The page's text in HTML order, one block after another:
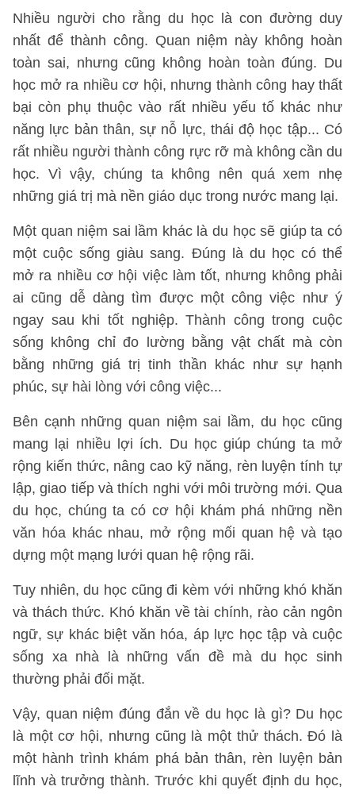
Nhiều người cho rằng du học là con đường duy
nhất để thành công. Quan niệm này không hoàn
toàn sai, nhưng cũng không hoàn toàn đúng. Du
học mở ra nhiều cơ hội, nhưng thành công hay thất
bại còn phụ thuộc vào rất nhiều yếu tố khác như
năng lực bản thân, sự nỗ lực, thái độ học tập... Có
rất nhiều người thành công rực rỡ mà không cần du
học. Vì vậy, chúng ta không nên quá xem nhẹ
những giá trị mà nền giáo dục trong nước mang lại.
Một quan niệm sai lầm khác là du học sẽ giúp ta có
một cuộc sống giàu sang. Đúng là du học có thể
mở ra nhiều cơ hội việc làm tốt, nhưng không phải
ai cũng dễ dàng tìm được một công việc như ý
ngay sau khi tốt nghiệp. Thành công trong cuộc
sống không chỉ đo lường bằng vật chất mà còn
bằng những giá trị tinh thần khác như sự hạnh
phúc, sự hài lòng với công việc...
Bên cạnh những quan niệm sai lầm, du học cũng
mang lại nhiều lợi ích. Du học giúp chúng ta mở
rộng kiến thức, nâng cao kỹ năng, rèn luyện tính tự
lập, giao tiếp và thích nghi với môi trường mới. Qua
du học, chúng ta có cơ hội khám phá những nền
văn hóa khác nhau, mở rộng mối quan hệ và tạo
dựng một mạng lưới quan hệ rộng rãi.
Tuy nhiên, du học cũng đi kèm với những khó khăn
và thách thức. Khó khăn về tài chính, rào cản ngôn
ngữ, sự khác biệt văn hóa, áp lực học tập và cuộc
sống xa nhà là những vấn đề mà du học sinh
thường phải đối mặt.
Vậy, quan niệm đúng đắn về du học là gì? Du học
là một cơ hội, nhưng cũng là một thử thách. Đó là
một hành trình khám phá bản thân, rèn luyện bản
lĩnh và trưởng thành. Trước khi quyết định du học,